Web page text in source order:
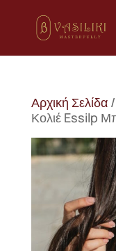
Αρχική Σελίδα/
Κολιέ Essilp